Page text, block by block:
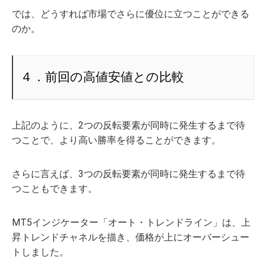
では、どうすれば市場でさらに優位に立つことができる
のか。
４．前回の高値安値との比較
上記のように、2つの反転要素が同時に発生するまで待
つことで、より高い勝率を得ることができます。
さらに言えば、3つの反転要素が同時に発生するまで待
つこともできます。
MT5インジケーター「オート・トレンドライン」は、上
昇トレンドチャネルを描き、価格が上にオーバーシュー
トしました。